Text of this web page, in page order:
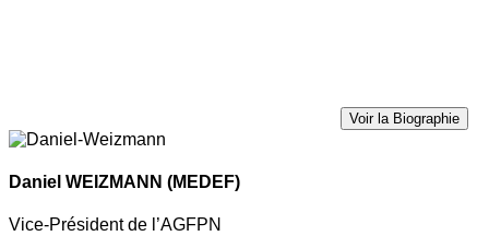
Voir la Biographie
Daniel WEIZMANN (MEDEF)
Vice-Président de l’AGFPN